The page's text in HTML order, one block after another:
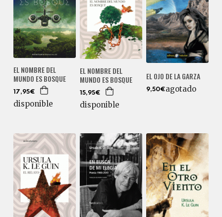
EL NOMBRE DEL
MUNDO ES BOSQUE
17,95€
disponible
EL NOMBRE DEL
MUNDO ES BOSQUE
15,95€
disponible
EL OJO DE LA GARZA
9,50€agotado